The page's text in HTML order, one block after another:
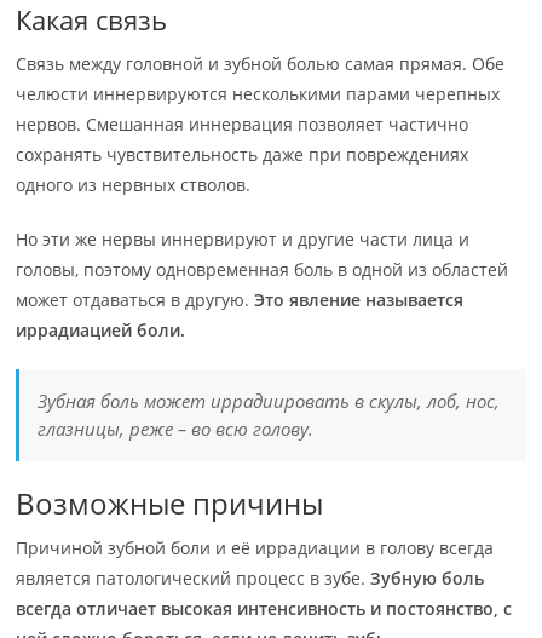
Какая связь
Связь между головной и зубной болью самая прямая. Обе
челюсти иннервируются несколькими парами черепных
нервов. Смешанная иннервация позволяет частично
сохранять чувствительность даже при повреждениях
одного из нервных стволов.
Но эти же нервы иннервируют и другие части лица и
головы, поэтому одновременная боль в одной из областей
может отдаваться в другую.Это явление называется
иррадиацией боли.
Зубная боль может иррадиировать в скулы, лоб, нос,
глазницы, реже – во всю голову.
Возможные причины
Причиной зубной боли и её иррадиации в голову всегда
является патологический процесс в зубе.Зубную боль
всегда отличает высокая интенсивность и постоянство, с